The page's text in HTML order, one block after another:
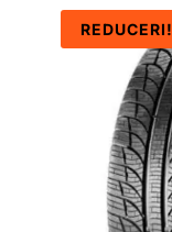
REDUCERI!